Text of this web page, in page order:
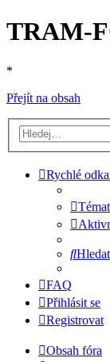
TRAM-
*
Přejít na obsah
Rychlé
Hledat
FAQ
Přihlásit se
Registrovat
Obsah fóra